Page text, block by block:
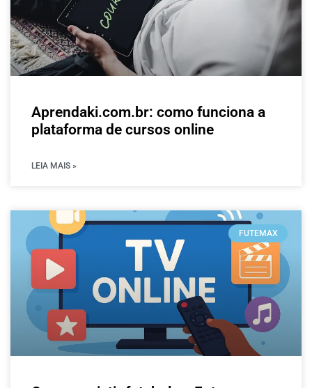
Aprendaki.com.br: como funciona a
plataforma de cursos online
LEIA MAIS »
FUTEMAX